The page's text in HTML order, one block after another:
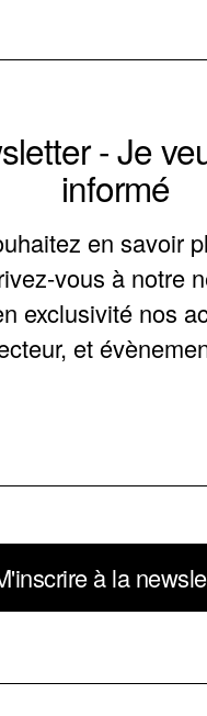
- Je
informé
en savoir
vous à notre
exclusivité nos
et
à la